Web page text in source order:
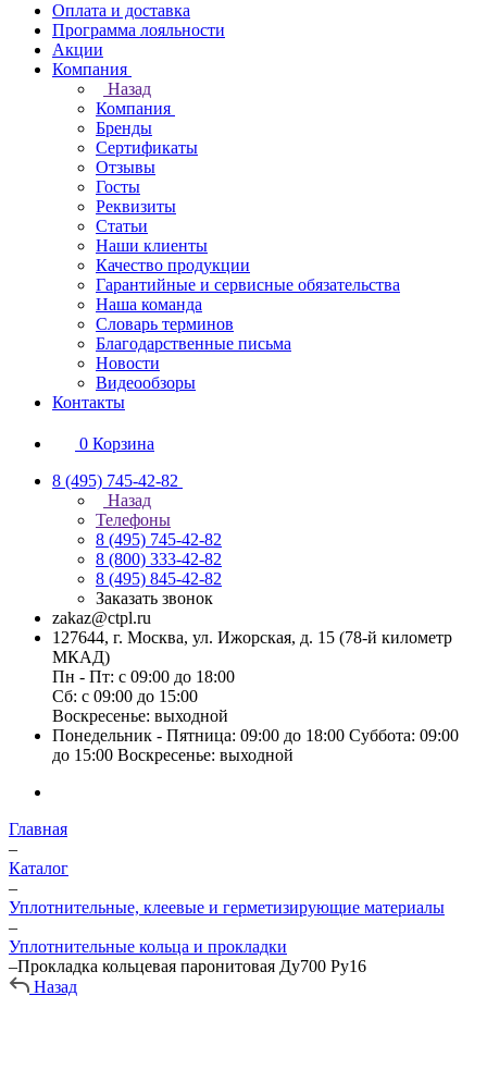
Оплата и доставка
Программа лояльности
Акции
Компания
Назад
Компания
Бренды
Сертификаты
Отзывы
Госты
Реквизиты
Статьи
Наши клиенты
Качество продукции
Гарантийные и сервисные обязательства
Наша команда
Словарь терминов
Благодарственные письма
Новости
Видеообзоры
Контакты
0 Корзина
8 (495) 745-42-82
Назад
Телефоны
8 (495) 745-42-82
8 (800) 333-42-82
8 (495) 845-42-82
Заказать звонок
zakaz@ctpl.ru
127644, г. Москва, ул. Ижорская, д. 15 (78-й километр
МКАД)
Пн - Пт: с 09:00 до 18:00
Сб: с 09:00 до 15:00
Воскресенье: выходной
Понедельник - Пятница: 09:00 до 18:00 Суббота: 09:00
до 15:00 Воскресенье: выходной
Главная
–
Каталог
–
Уплотнительные, клеевые и герметизирующие материалы
–
Уплотнительные кольца и прокладки
–Прокладка кольцевая паронитовая Ду700 Ру16
Назад